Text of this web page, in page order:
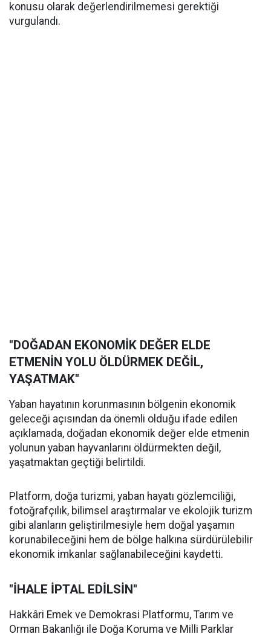
konusu olarak değerlendirilmemesi gerektiği
vurgulandı.
"DOĞADAN EKONOMİK DEĞER ELDE
ETMENİN YOLU ÖLDÜRMEK DEĞİL,
YAŞATMAK"
Yaban hayatının korunmasının bölgenin ekonomik
geleceği açısından da önemli olduğu ifade edilen
açıklamada, doğadan ekonomik değer elde etmenin
yolunun yaban hayvanlarını öldürmekten değil,
yaşatmaktan geçtiği belirtildi.
Platform, doğa turizmi, yaban hayatı gözlemciliği,
fotoğrafçılık, bilimsel araştırmalar ve ekolojik turizm
gibi alanların geliştirilmesiyle hem doğal yaşamın
korunabileceğini hem de bölge halkına sürdürülebilir
ekonomik imkanlar sağlanabileceğini kaydetti.
"İHALE İPTAL EDİLSİN"
Hakkâri Emek ve Demokrasi Platformu, Tarım ve
Orman Bakanlığı ile Doğa Koruma ve Milli Parklar